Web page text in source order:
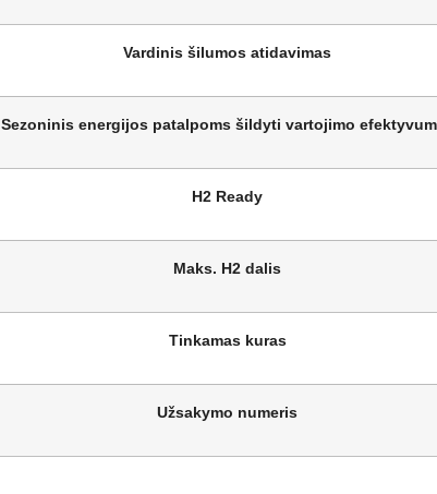
Vardinis šilumos atidavimas
Sezoninis energijos patalpoms šildyti vartojimo
H2 Ready
Maks. H2 dalis
Tinkamas kuras
Užsakymo numeris